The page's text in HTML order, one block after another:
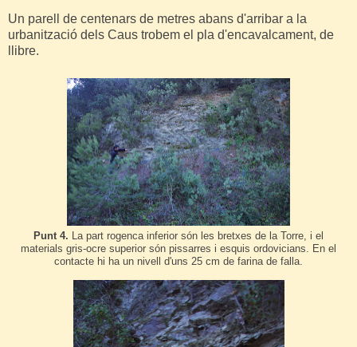
Un parell de centenars de metres abans d'arribar a la
urbanització dels Caus trobem el pla d'encavalcament, de
llibre.
Punt 4. La part rogenca inferior són les bretxes de la Torre, i el
materials gris-ocre superior són pissarres i esquis ordovicians. En el
contacte hi ha un nivell d'uns 25 cm de farina de falla.